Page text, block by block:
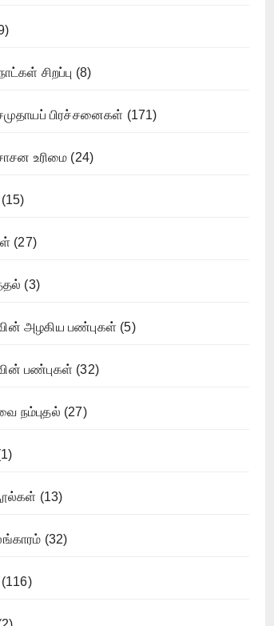
சிறப்பு (8)
பிரச்சனைகள் (171)
உரிமை (24)
(15)
(27)
(3)
அழகிய பண்புகள் (5)
பண்புகள் (32)
நம்புதல் (27)
(13)
(32)
(116)